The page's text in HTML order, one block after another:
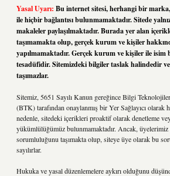
Yasal Uyarı: Bu internet sitesi, herhangi bir
ile hiçbir bağlantısı bulunmamaktadır. Sitede
makaleler paylaşılmaktadır. Burada yer alan
taşımamakta olup, gerçek kurum ve kişiler
yapılmamaktadır. Gerçek kurum ve kişiler ile isim
tesadüfidir. Sitemizdeki bilgiler taslak halindedir
taşımazlar.
Sitemiz, 5651 Sayılı Kanun gereğince Bilgi
(BTK) tarafından onaylanmış bir Yer Sağlayıcı olarak
nedenle, sitedeki içerikleri proaktif olarak denetleme
yükümlülüğümüz bulunmamaktadır. Ancak, üyelerimiz
sorumluluğunu taşımakta olup, siteye üye olarak bu
sayılırlar.
Hukuka ve yasal düzenlemelere aykırı olduğunu